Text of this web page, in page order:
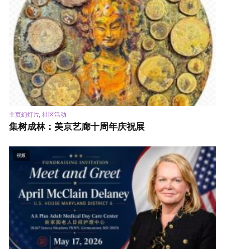
主页幻灯片, 社区活动
集树成林：美京艺廊十周年庆祝展
视频